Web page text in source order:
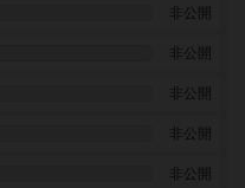
非公開
非公開
非公開
非公開
非公開